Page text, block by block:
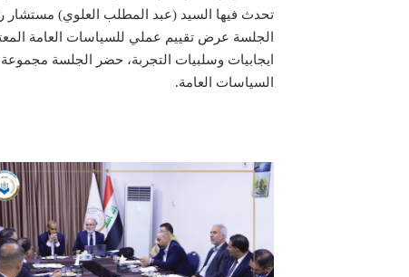
تحدث فيها السيد (عبد المطلب العلوي) مستشار
الجلسة عرض تقييم عملي للسياسات العامة
ايجابيات وسلبيات التجربة، حضر الجلسة
السياسات العامة.